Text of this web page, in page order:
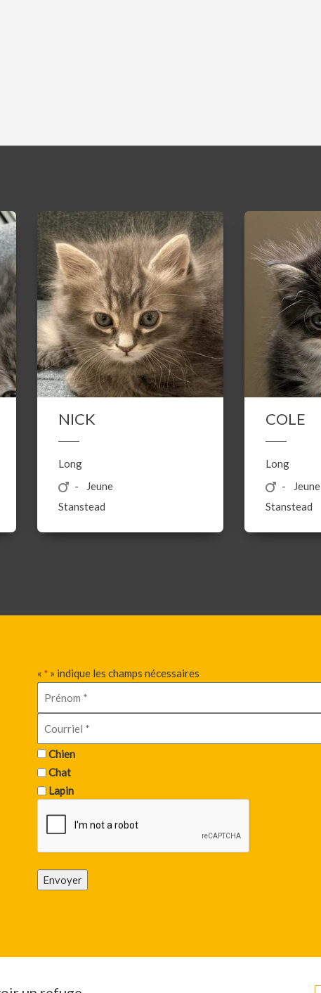
NICK
Long
Jeune
Stanstead
COLE
Long
Jeune
Stanstead
« * » indique les champs nécessaires
Chien
Chat
Lapin
Envoyer